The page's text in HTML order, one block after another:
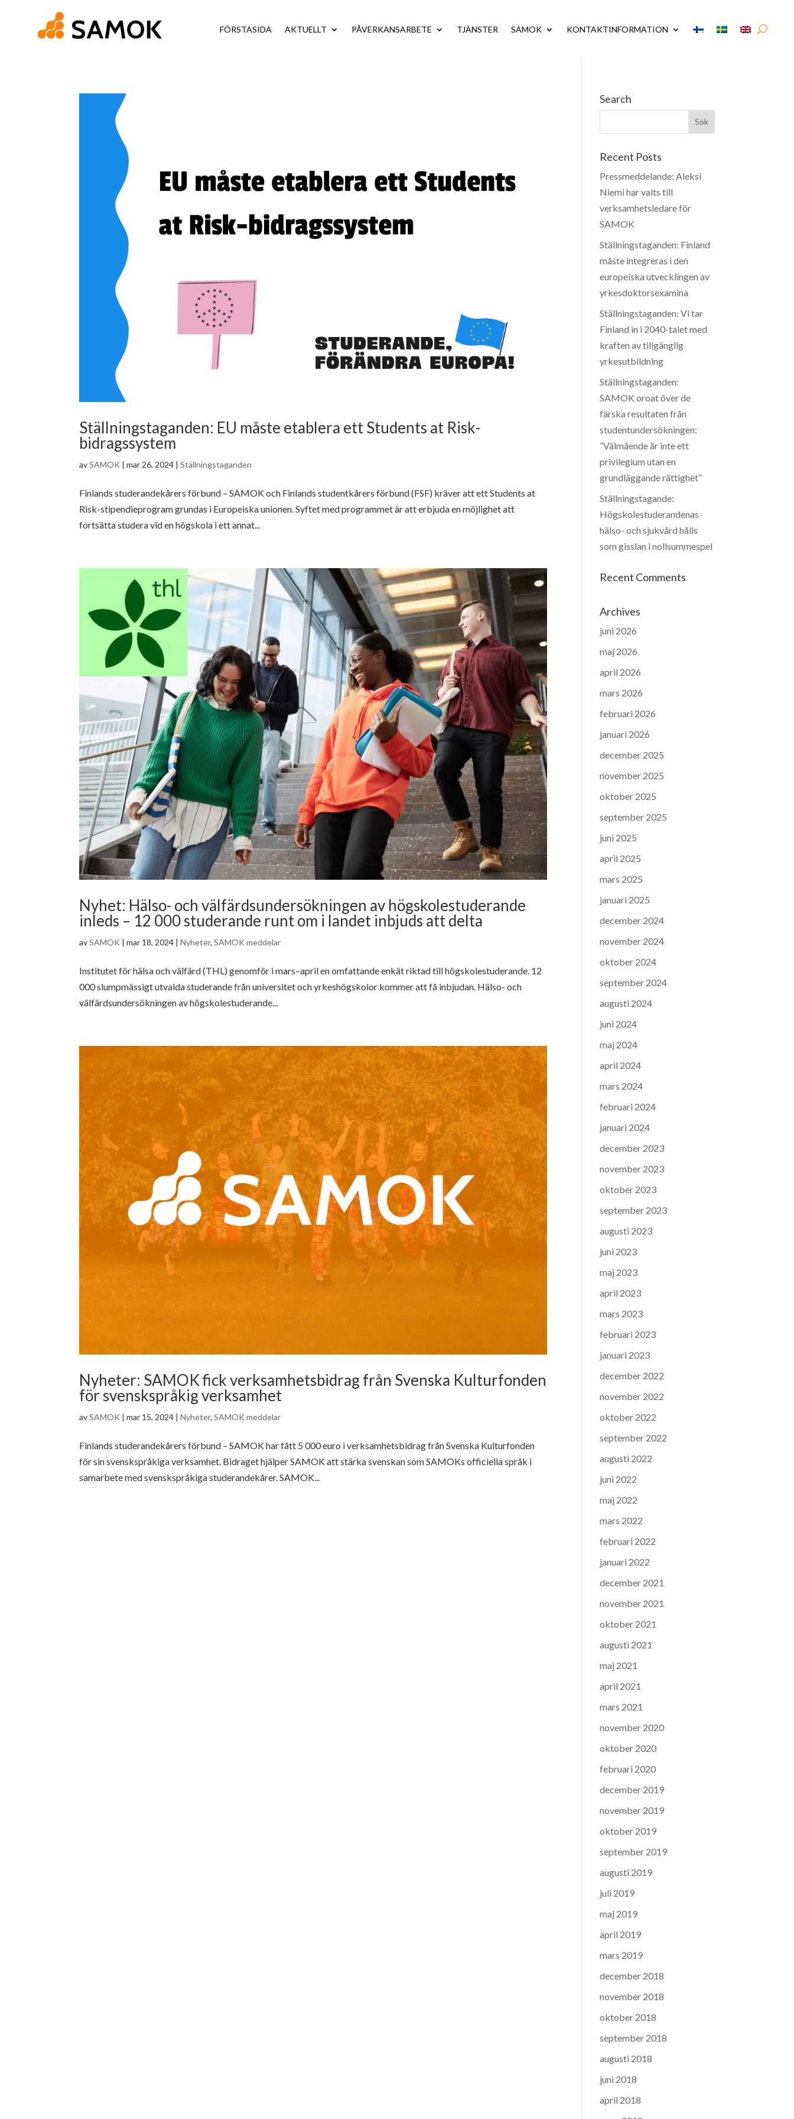
FÖRSTASIDA AKTUELLT PÅVERKANSARBETE TJÄNSTER SAMOK KONTAKTINFORMATION
Ställningstaganden: EU måste etablera ett Students at Risk-
bidragssystem
avSAMOK |mar 26, 2024 |Ställningstaganden
Finlands studerandekårers förbund – SAMOK och Finlands studentkårers förbund (FSF) kräver att ett Students at
Risk-stipendieprogram grundas i Europeiska unionen. Syftet med programmet är att erbjuda en möjlighet att
fortsätta studera vid en högskola i ett annat...
Nyhet: Hälso- och välfärdsundersökningen av högskolestuderande
inleds – 12 000 studerande runt om i landet inbjuds att delta
avSAMOK |mar 18, 2024 |Nyheter,SAMOK meddelar
Institutet för hälsa och välfärd (THL) genomför i mars–april en omfattande enkät riktad till högskolestuderande. 12
000 slumpmässigt utvalda studerande från universitet och yrkeshögskolor kommer att få inbjudan. Hälso- och
välfärdsundersökningen av högskolestuderande...
Nyheter: SAMOK fick verksamhetsbidrag från Svenska Kulturfonden
för svenskspråkig verksamhet
avSAMOK |mar 15, 2024 |Nyheter,SAMOK meddelar
Finlands studerandekårers förbund – SAMOK har fått 5 000 euro i verksamhetsbidrag från Svenska Kulturfonden
för sin svenskspråkiga verksamhet. Bidraget hjälper SAMOK att stärka svenskan som SAMOKs officiella språk i
samarbete med svenskspråkiga studerandekårer. SAMOK...
Search
Recent Posts
Pressmeddelande: Aleksi
Niemi har valts till
verksamhetsledare för
SAMOK
Ställningstaganden: Finland
måste integreras i den
europeiska utvecklingen av
yrkesdoktorsexamina
Ställningstaganden: Vi tar
Finland in i 2040-talet med
kraften av tillgänglig
yrkesutbildning
Ställningstaganden:
SAMOK oroat över de
färska resultaten från
studentundersökningen:
”Välmående är inte ett
privilegium utan en
grundläggande rättighet”
Ställningstagande:
Högskolestuderandenas
hälso- och sjukvård hålls
som gisslan i nollsummespel
Recent Comments
Archives
juni 2026
maj 2026
april 2026
mars 2026
februari 2026
januari 2026
december 2025
november 2025
oktober 2025
september 2025
juni 2025
april 2025
mars 2025
januari 2025
december 2024
november 2024
oktober 2024
september 2024
augusti 2024
juni 2024
maj 2024
april 2024
mars 2024
februari 2024
januari 2024
december 2023
november 2023
oktober 2023
september 2023
augusti 2023
juni 2023
maj 2023
april 2023
mars 2023
februari 2023
januari 2023
december 2022
november 2022
oktober 2022
september 2022
augusti 2022
juni 2022
maj 2022
mars 2022
februari 2022
januari 2022
december 2021
november 2021
oktober 2021
augusti 2021
maj 2021
april 2021
mars 2021
november 2020
oktober 2020
februari 2020
december 2019
november 2019
oktober 2019
september 2019
augusti 2019
juli 2019
maj 2019
april 2019
mars 2019
december 2018
november 2018
oktober 2018
september 2018
augusti 2018
juni 2018
april 2018